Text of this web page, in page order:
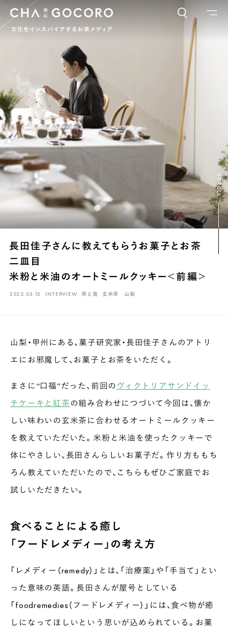
カテゴリでさがす
INTERVIEW CHAGOCORO TALK イベント 日本茶、再発見
茶と器 茶と食 Ocha SURU? Lab.
PAUSE & INSPIRE COLUMN
COLOURS BY CHAGOCORO
お茶でさがす
ブレンドティー 釜炒り茶 番茶 台湾茶 抹茶
ハーブティー 白葉茶 玉露 茎茶 碾茶 中国茶 粉茶
白茶 烏龍茶 ミルクティー かぶせ茶
神奈川 茨城 栃木 熊本
長田佳子さんに教えてもらうお菓子とお茶
二皿目
米粉と米油のオートミールクッキー＜前編＞
2022.03.15 INTERVIEW 茶と食 玄米茶 山梨
SCROLL
山梨・甲州にある、菓子研究家・長田佳子さんのアトリ
エにお邪魔して、お菓子とお茶をいただく。
まさに“口福”だった、前回の ヴィクトリアサンドイッ
チケーキと紅茶の組み合わせにつづいて今回は、懐か
しい味わいの玄米茶に合わせるオートミールクッキー
を教えていただいた。米粉と米油を使ったクッキーで
体にやさしい、長田さんらしいお菓子だ。作り方ももち
ろん教えていただいたので、こちらもぜひご家庭でお
試しいただきたい。
食べることによる癒し
「フードレメディー」の考え方
「レメディー（remedy）」とは、「治療薬」や「手当て」とい
った意味の英語。長田さんが屋号としている
「foodremedies（フードレメディー）」には、食べ物が癒
しになってほしいという思いが込められている。お菓